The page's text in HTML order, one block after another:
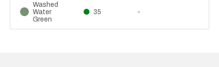
Washed
Water
Green
35 -